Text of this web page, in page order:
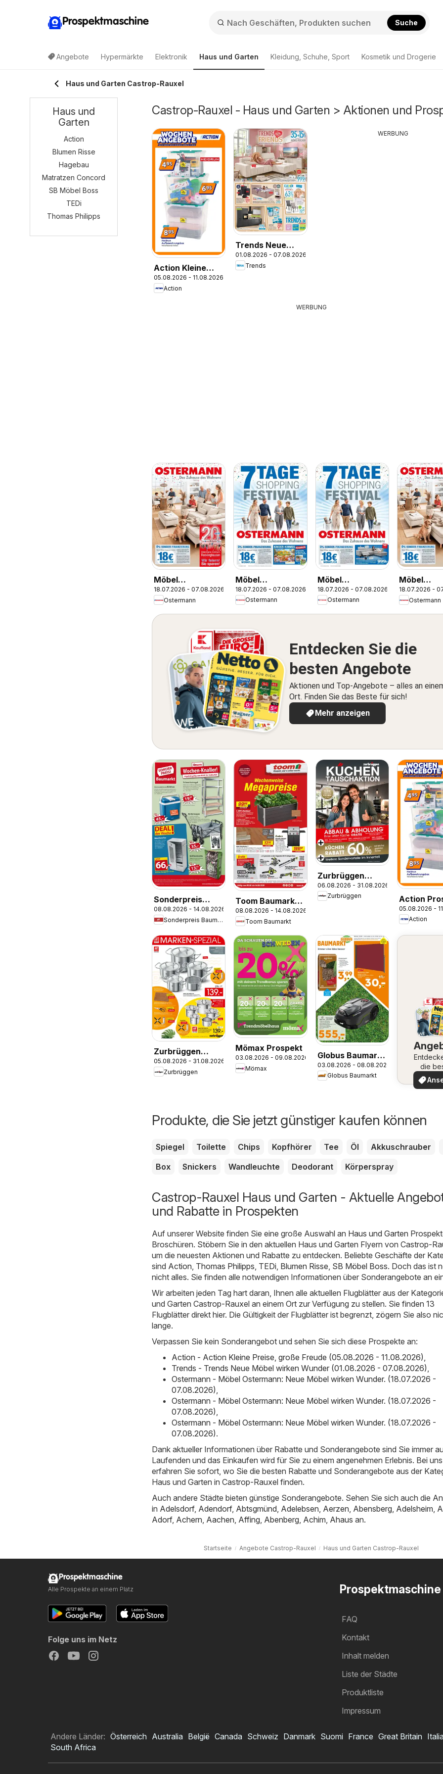
Prospektmaschine Suche
Angebote Hypermärkte Elektronik Haus und Garten Kleidung, Schuhe, Sport Kosmetik und Drogerie
Haus und Garten Castrop-Rauxel
Castrop-Rauxel - Haus und Garten > Aktionen und
Action Kleine
Preise, große
Freude
05.08.2026 - 11.08.2026
Action
Trends Neue
Möbel wirken
Wunder
01.08.2026 - 07.08.2026
Trends
WERBUNG
WERBUNG
Möbel
Ostermann: Neue
Möbel wirken
Wunder.
18.07.2026 - 07.08.2026
Ostermann
Möbel
Ostermann: Neue
Möbel wirken
Wunder.
18.07.2026 - 07.08.2026
Ostermann
Möbel
Ostermann: Neue
Möbel wirken
Wunder.
18.07.2026 - 07.08.2026
Ostermann
Möbel
Möbel
Wunder.
18.07.2026 -
Ostermann
Entdecken Sie die
besten Angebote
Aktionen und Top-Angebote – alles an
Ort. Finden Sie das Beste für sich!
Mehr anzeigen
Sonderpreis
Baumarkt
Prospekt
08.08.2026 - 14.08.2026
Sonderpreis Baumarkt
Toom Baumarkt
Prospekt
08.08.2026 - 14.08.2026
Toom Baumarkt
Zurbrüggen
Küchentausch-
Aktion
06.08.2026 - 31.08.2026
Zurbrüggen
Action
05.08.2026 -
Action
Zurbrüggen
Zwilling Marken-
Spezial
05.08.2026 - 31.08.2026
Zurbrüggen
Mömax Prospekt
03.08.2026 - 09.08.2026
Mömax
Globus Baumarkt
Prospekt
03.08.2026 - 08.08.2026
Globus Baumarkt
die
Produkte, die Sie jetzt günstiger kaufen können
Spiegel Toilette Chips Kopfhörer Tee Öl
Akkuschrauber
Box
Snickers Wandleuchte Deodorant Körperspray
Castrop-Rauxel Haus und Garten - Aktuelle
und Rabatte in Prospekten
Auf unserer Website finden Sie eine große Auswahl an Haus und Garten
Broschüren. Stöbern Sie in den aktuellen Haus und Garten Flyern von Castrop-
um die neuesten Aktionen und Rabatte zu entdecken. Beliebte Geschäfte der
sind Action Thomas Philipps TEDi Blumen Risse SB Möbel Boss. Doch das ist
nicht alles. Sie finden alle notwendigen Informationen über Sonderangebote an
Wir arbeiten jeden Tag hart daran, Ihnen alle aktuellen Flugblätter aus der
und Garten Castrop-Rauxel an einem Ort zur Verfügung zu stellen. Sie finden 13
Flugblätter direkt hier. Die Gültigkeit der Flugblätter ist begrenzt, zögern Sie also
lange.
Verpassen Sie kein Sonderangebot und sehen Sie sich diese Prospekte an:
Action - Action Kleine Preise, große Freude (05.08.2026 - 11.08.2026)
Trends - Trends Neue Möbel wirken Wunder (01.08.2026 - 07.08.2026)
Ostermann - Möbel Ostermann: Neue Möbel wirken Wunder. (18.07.2026 -
07.08.2026)
Ostermann - Möbel Ostermann: Neue Möbel wirken Wunder. (18.07.2026 -
07.08.2026)
Ostermann - Möbel Ostermann: Neue Möbel wirken Wunder. (18.07.2026 -
07.08.2026).
Dank aktueller Informationen über Rabatte und Sonderangebote sind Sie immer
Laufenden und das Einkaufen wird für Sie zu einem angenehmen Erlebnis. Bei uns
erfahren Sie sofort, wo Sie die besten Rabatte und Sonderangebote aus der
Haus und Garten in Castrop-Rauxel finden.
Auch andere Städte bieten günstige Sonderangebote. Sehen Sie sich auch die
in Adelsdorf, Adendorf, Abtsgmünd Adelebsen Aerzen Abensberg Adelsheim
Adorf, Achern Aachen Affing Abenberg Achim Ahaus an.
Startseite Angebote Castrop-Rauxel Haus und Garten Castrop-Rauxel
Haus und
Garten
Action
Blumen Risse
Hagebau
Matratzen Concord
SB Möbel Boss
TEDi
Thomas Philipps
Prospektmaschine
FAQ
Kontakt
Inhalt melden
Liste der Städte
Produktliste
Impressum
Prospektmaschine
Alle Prospekte an einem Platz
Folge uns im Netz
Andere Länder: Österreich Australia België Canada Schweiz Danmark Suomi France Great Britain
South Africa